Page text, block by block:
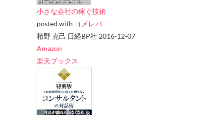
小さな会社の稼ぐ技術
posted with ヨメレバ
栢野 克己 日経BP社 2016-12-07
Amazon
楽天ブックス